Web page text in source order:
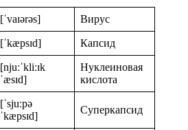
[ˈvaɪərəs] Вирус
[ˈkæpsɪd] Капсид
[njuːˈkliːɪk
ˈæsɪd]
Нуклеиновая
кислота
[ˈsjuːpə
ˈkæpsɪd]
Суперкапсид